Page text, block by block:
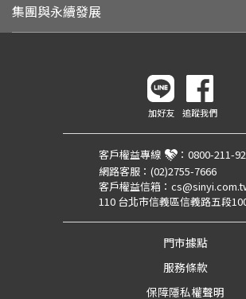
集團與永續發展
加好友 追蹤我們
客戶權益專線 ： 0800-211-
網路客服： (02)2755-7666
客戶權益信箱：
110 台北市信義區信義路五段
門市據點
服務條款
保障隱私權聲明